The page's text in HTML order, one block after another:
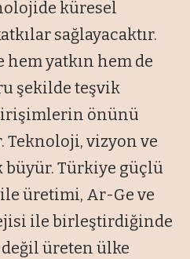
küresel
sağlayacaktır.
yatkın hem de
şekilde teşvik
önünü
Teknoloji, vizyon ve
Türkiye güçlü
ile üretimi, Ar-Ge ve
ile birleştirdiğinde
üreten ülke